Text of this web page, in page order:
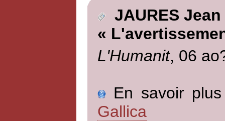
JAURES Jean
«
L'Humanit, 06
En savoir
Gallica